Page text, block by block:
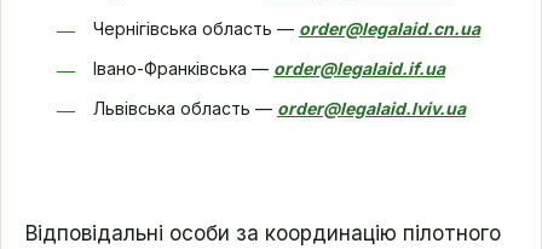
Чернігівська область — order@legalaid.cn.ua
Івано-Франківська — order@legalaid.if.ua
Львівська область — order@legalaid.lviv.ua
Відповідальні особи за координацію пілотного